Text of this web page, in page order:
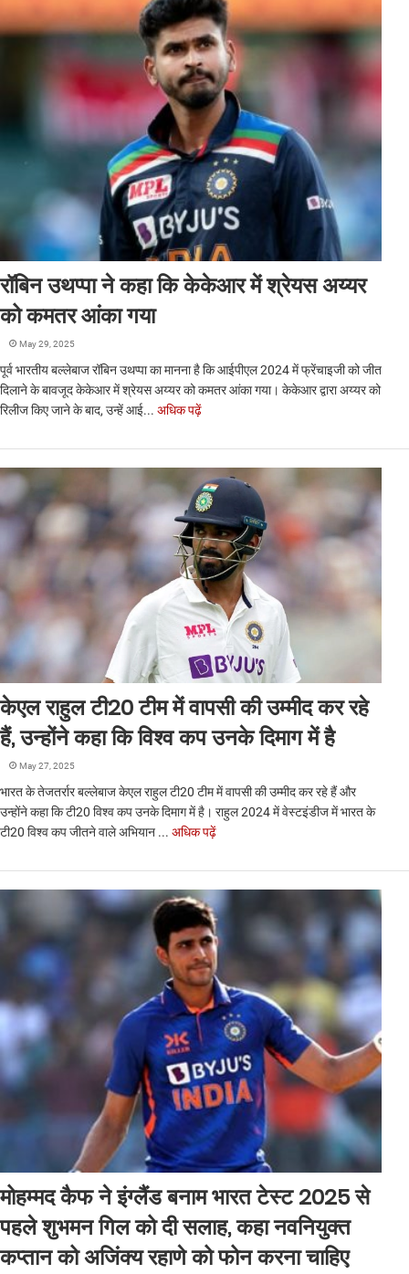
रॉबिन उथप्पा ने कहा कि केकेआर में श्रेयस अय्यर
को कमतर आंका गया
May 29, 2025
पूर्व भारतीय बल्लेबाज रॉबिन उथप्पा का मानना ​​है कि आईपीएल 2024 में फ्रेंचाइजी को जीत
दिलाने के बावजूद केकेआर में श्रेयस अय्यर को कमतर आंका गया। केकेआर द्वारा अय्यर को
रिलीज किए जाने के बाद, उन्हें आई... अधिक पढ़ें
केएल राहुल टी20 टीम में वापसी की उम्मीद कर रहे
हैं, उन्होंने कहा कि विश्व कप उनके दिमाग में है
May 27, 2025
भारत के तेजतर्रार बल्लेबाज केएल राहुल टी20 टीम में वापसी की उम्मीद कर रहे हैं और
उन्होंने कहा कि टी20 विश्व कप उनके दिमाग में है। राहुल 2024 में वेस्टइंडीज में भारत के
टी20 विश्व कप जीतने वाले अभियान ... अधिक पढ़ें
मोहम्मद कैफ ने इंग्लैंड बनाम भारत टेस्ट 2025 से
पहले शुभमन गिल को दी सलाह, कहा नवनियुक्त
कप्तान को अजिंक्य रहाणे को फोन करना चाहिए